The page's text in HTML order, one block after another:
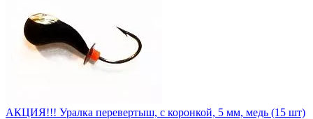
АКЦИЯ!!! Уралка перевертыш, с коронкой, 5 мм, медь (15 шт)